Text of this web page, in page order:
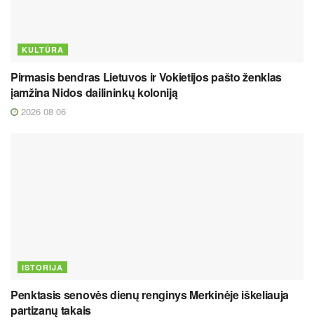
KULTŪRA
Pirmasis bendras Lietuvos ir Vokietijos pašto ženklas
įamžina Nidos dailininkų koloniją
2026 08 06
ISTORIJA
Penktasis senovės dienų renginys Merkinėje iškeliauja
partizanų takais